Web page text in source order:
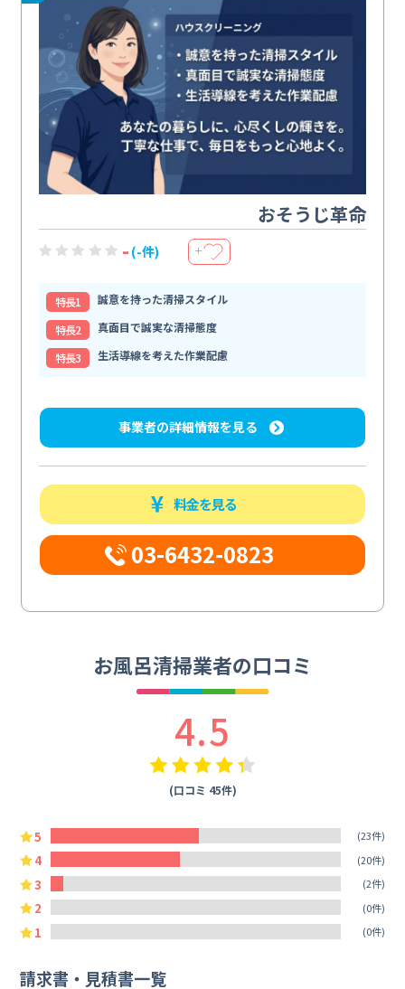
おそうじ革命
- (-件) ＋
特⻑1
誠意を持った清掃スタイル
特⻑2
真面目で誠実な清掃態度
特⻑3
生活導線を考えた作業配慮
事業者の詳細情報を見る
料金を見る
03-6432-0823
お風呂清掃業者の口コミ
4.5
(口コミ 45件)
5 (23件)
4 (20件)
3 (2件)
2 (0件)
1 (0件)
請求書・見積書一覧